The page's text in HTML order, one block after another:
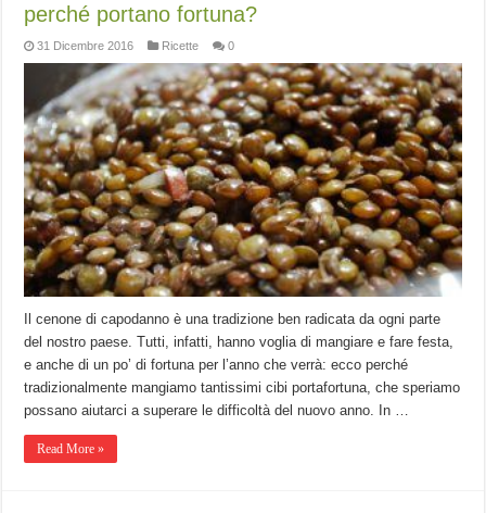
perché portano fortuna?
31 Dicembre 2016 Ricette 0
Il cenone di capodanno è una tradizione ben radicata da ogni parte
del nostro paese. Tutti, infatti, hanno voglia di mangiare e fare festa,
e anche di un po’ di fortuna per l’anno che verrà: ecco perché
tradizionalmente mangiamo tantissimi cibi portafortuna, che speriamo
possano aiutarci a superare le difficoltà del nuovo anno. In …
Read More »